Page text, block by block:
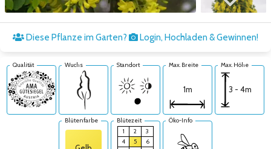
Zum nächsten Bild
Diese Pflanze im Garten? Login, Hochladen & Gewinnen!
Qualität Wuchs Standort Max. Breite
1m
Max. Höhe
3 - 4m
Blütenfarbe
Blütezeit
1
2
3
4
5
6
Öko-Info